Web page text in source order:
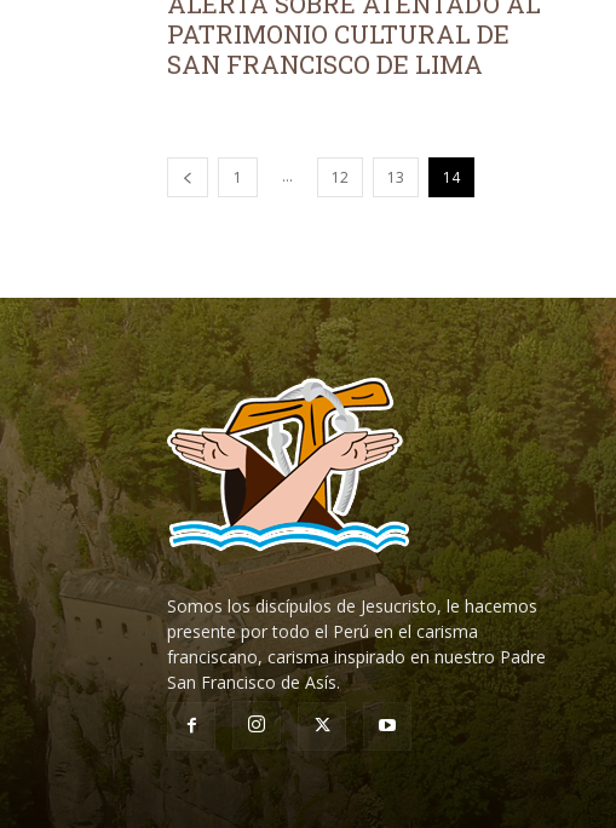
PATRIMONIO CULTURAL DE
SAN FRANCISCO DE LIMA
1 ... 12 13 14
Somos los discípulos de Jesucristo, le hacemos
presente por todo el Perú en el carisma
franciscano, carisma inspirado en nuestro Padre
San Francisco de Asís.